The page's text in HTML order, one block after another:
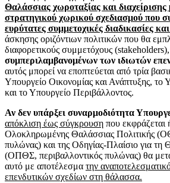
Θαλάσσιας χωροταξίας και διαχείρισης
στρατηγικού χωρικού σχεδιασμού που
ευρύτατες συμμετοχικές διαδικασίες
άσκησης οριζόντιων πολιτικών που θα
διαφορετικούς συμμετόχους (stakeholders),
συμπεριλαμβανομένων των ιδιωτών
αυτός μπορεί να εποπτεύεται από τρία
Υπουργείο Οικονομίας και Ανάπτυξης, το
και το Υπουργείο Περιβάλλοντος.
Αν δεν υπάρξει συναρμοδιότητα
απόκλιση έως σύγκρουση που εκφράζεται
Ολοκληρωμένης Θαλάσσιας Πολιτικής
πυλώνας) και της Οδηγίας-Πλαίσιο για τη
(ΟΠΘΣ, περιβαλλοντικός πυλώνας) θα
αυτό με αποτέλεσμα την
επενδυτικών σχεδίων στη θάλασσα.